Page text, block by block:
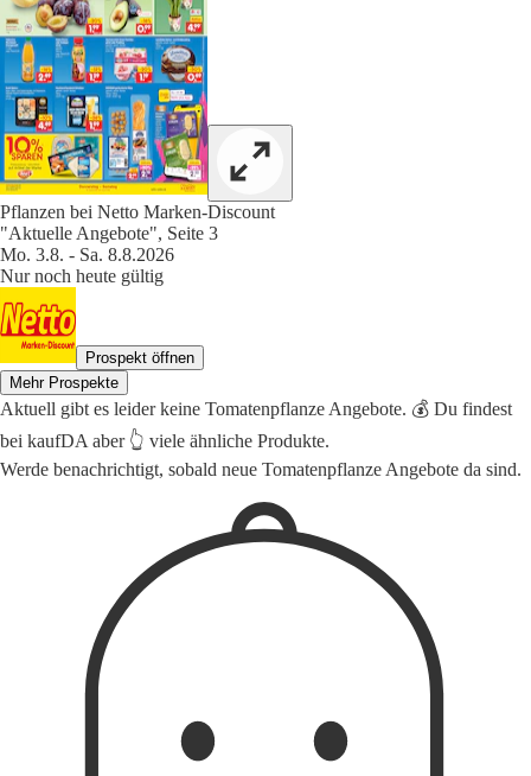
Pflanzen bei Netto Marken-Discount
"Aktuelle Angebote", Seite 3
Mo. 3.8. - Sa. 8.8.2026
Nur noch heute gültig
Prospekt öffnen
Mehr Prospekte
Aktuell gibt es leider keine Tomatenpflanze Angebote. 💰 Du findest
bei kaufDA aber 👆 viele ähnliche Produkte.
Werde benachrichtigt, sobald neue Tomatenpflanze Angebote da sind.